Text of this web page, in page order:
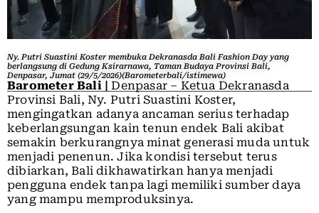
Ny. Putri Suastini Koster membuka Dekranasda Bali Fashion Day yang
berlangsung di Gedung Ksirarnawa, Taman Budaya Provinsi Bali,
Denpasar, Jumat (29/5/2026)(Barometerbali/istimewa)
Barometer Bali |
Denpasar – Ketua Dekranasda
Provinsi Bali, Ny. Putri Suastini Koster,
mengingatkan adanya ancaman serius terhadap
keberlangsungan kain tenun endek Bali akibat
semakin berkurangnya minat generasi muda untuk
menjadi penenun. Jika kondisi tersebut terus
dibiarkan, Bali dikhawatirkan hanya menjadi
pengguna endek tanpa lagi memiliki sumber daya
yang mampu memproduksinya.